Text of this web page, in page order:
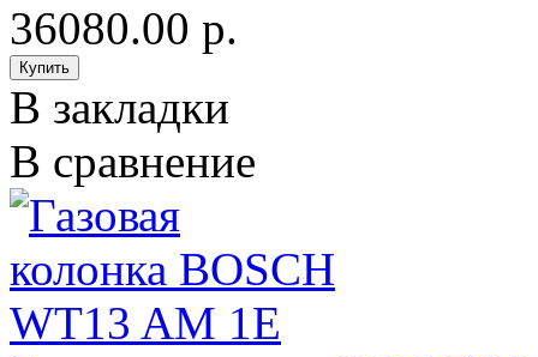
36080.00 р.
В закладки
В сравнение